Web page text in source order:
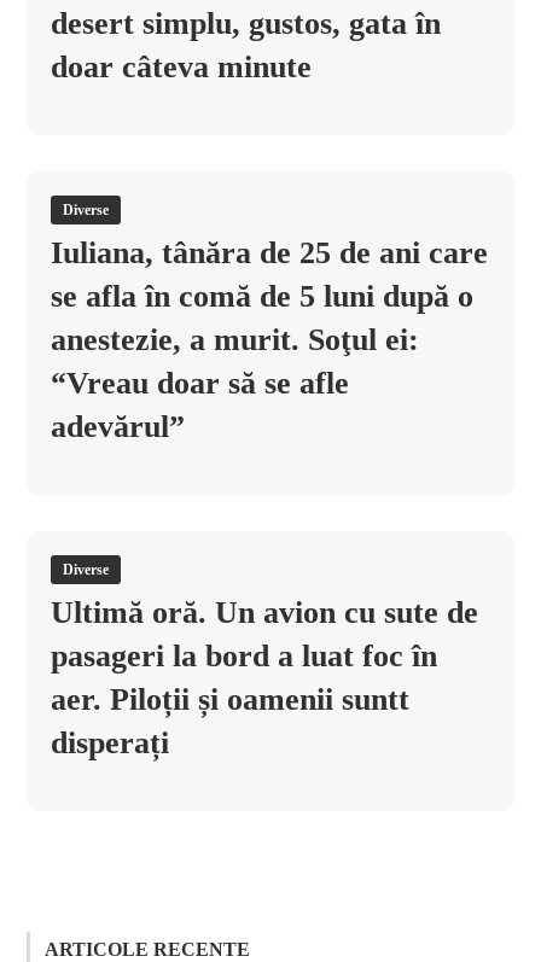
desert simplu, gustos, gata în
doar câteva minute
Diverse
Iuliana, tânăra de 25 de ani care
se afla în comă de 5 luni după o
anestezie, a murit. Soţul ei:
“Vreau doar să se afle
adevărul”
Diverse
Ultimă oră. Un avion cu sute de
pasageri la bord a luat foc în
aer. Piloții și oamenii suntt
disperați
ARTICOLE RECENTE